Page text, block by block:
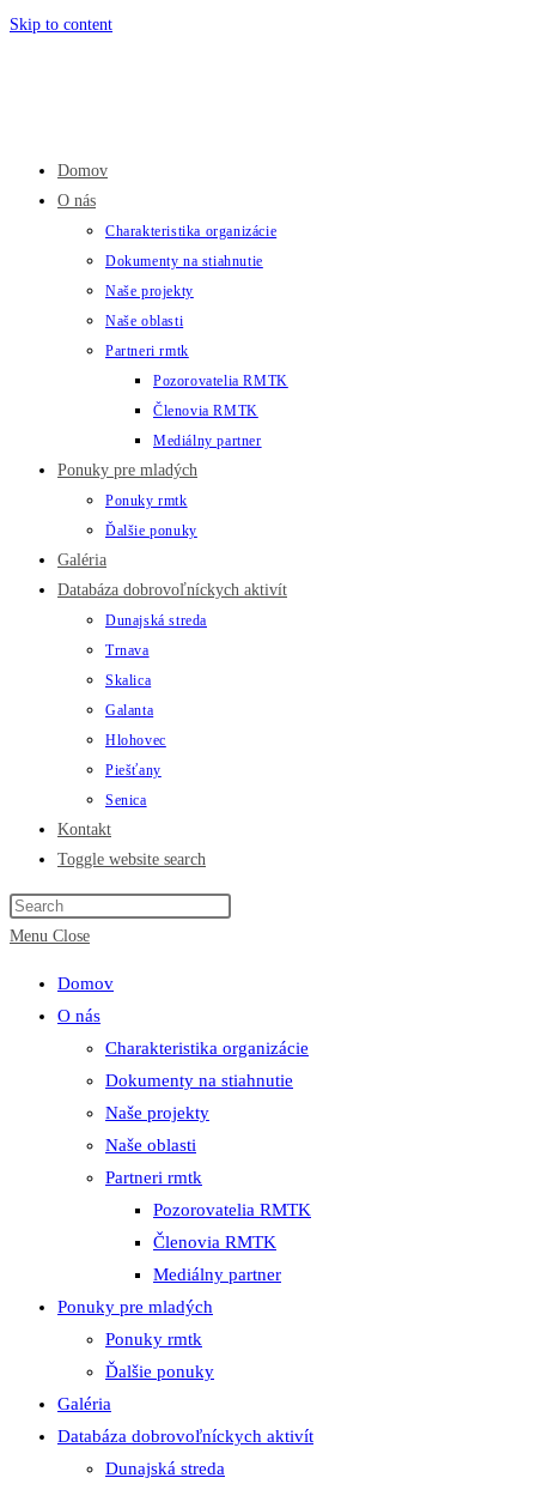
Skip to content
Domov
O nás
Charakteristika organizácie
Dokumenty na stiahnutie
Naše projekty
Naše oblasti
Partneri rmtk
Pozorovatelia RMTK
Členovia RMTK
Mediálny partner
Ponuky pre mladých
Ponuky rmtk
Ďalšie ponuky
Galéria
Databáza dobrovoľníckych aktivít
Dunajská streda
Trnava
Skalica
Galanta
Hlohovec
Piešťany
Senica
Kontakt
Toggle website search
Menu Close
Domov
O nás
Charakteristika organizácie
Dokumenty na stiahnutie
Naše projekty
Naše oblasti
Partneri rmtk
Pozorovatelia RMTK
Členovia RMTK
Mediálny partner
Ponuky pre mladých
Ponuky rmtk
Ďalšie ponuky
Galéria
Databáza dobrovoľníckych aktivít
Dunajská streda